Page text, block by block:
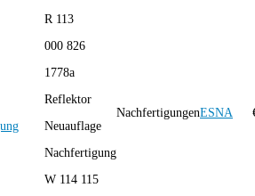
R 113
000 826
1778a
Reflektor
Neuauflage
Nachfertigung
W 114 115
NachfertigungenESNA